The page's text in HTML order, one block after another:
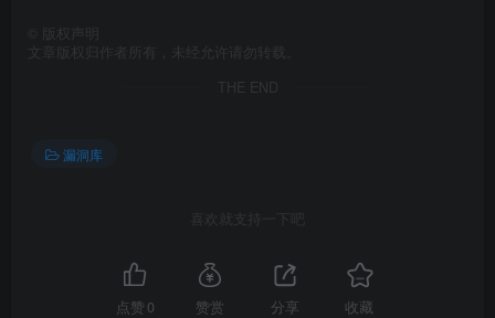
版权声明
文章版权归作者所有，未经允许请勿转载。
THE END
漏洞库
喜欢就支持一下吧
点赞 0 赞赏 分享 收藏